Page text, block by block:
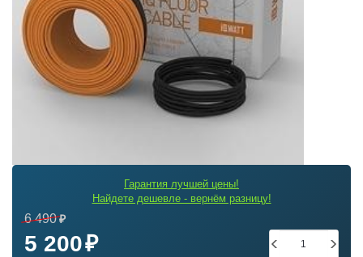
Гарантия лучшей цены!
Найдете дешевле - вернём разницу!
6 490
5 200